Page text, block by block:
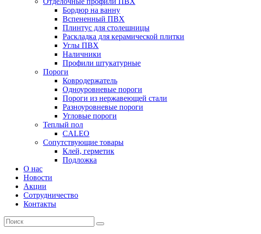
Бордюр на ванну
Вспененный ПВХ
Плинтус для столешницы
Раскладка для керамической плитки
Углы ПВХ
Наличники
Профили штукатурные
Пороги
Ковродержатель
Одноуровневые пороги
Пороги из нержавеющей стали
Разноуровневые пороги
Угловые пороги
Теплый пол
CALEO
Сопутствующие товары
Клей, герметик
Подложка
О нас
Новости
Акции
Сотрудничество
Контакты